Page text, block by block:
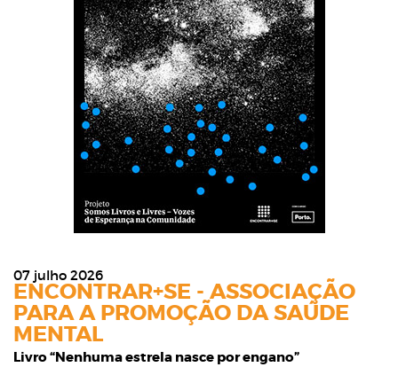
07 julho 2026
ENCONTRAR+SE - ASSOCIAÇÃO
PARA A PROMOÇÃO DA SAÚDE
MENTAL
Livro “Nenhuma estrela nasce por engano”